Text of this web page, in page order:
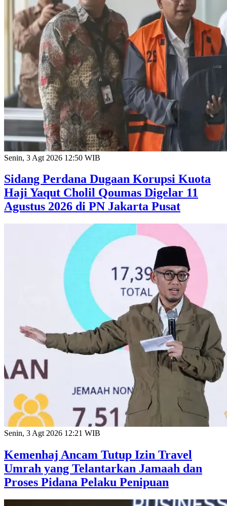
Senin, 3 Agt 2026 12:50 WIB
Sidang Perdana Dugaan Korupsi Kuota
Haji Yaqut Cholil Qoumas Digelar 11
Agustus 2026 di PN Jakarta Pusat
Senin, 3 Agt 2026 12:21 WIB
Kemenhaj Ancam Tutup Izin Travel
Umrah yang Telantarkan Jamaah dan
Proses Pidana Pelaku Penipuan